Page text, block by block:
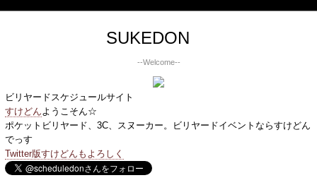
SUKEDON
--Welcome--
ビリヤードスケジュールサイト
すけどんようこそん☆
ポケットビリヤード、3C、スヌーカー。ビリヤードイベントならすけどん
でっす
Twitter版すけどんもよろしく